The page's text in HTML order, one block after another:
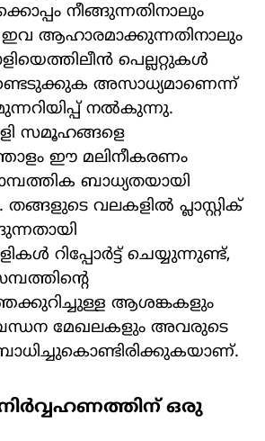
നീങ്ങുന്നതിനാലും
ആഹാരമാക്കുന്നതിനാലും
പെല്ലറ്റുകൾ
അസാധ്യമാണെന്ന്
നൽകുന്നു.
സമൂഹങ്ങളെ
ഈ മലിനീകരണം
ബാധ്യതയായി
തങ്ങളുടെ വലകളിൽ പ്ലാസ്റ്റിക്
റിപ്പോർട്ട് ചെയ്യുന്നുണ്ട്,
ആശങ്കകളും
മേഖലകളും അവരുടെ
ഒരു